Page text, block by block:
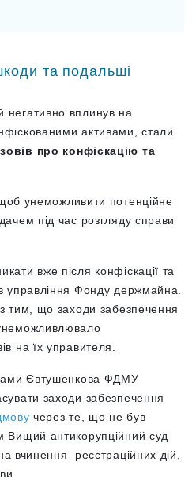
та подальші
вплинув на
активами, стали
про конфіскацію та
унеможливити потенційне
під час розгляду справи
вже після конфіскації та
управління Фонду держмайна.
тим, що заходи забезпечення
на їх управителя.
Євтушенкова ФДМУ
заходи забезпечення
через те, що не був
Вищий антикорупційний суд
вчинення реєстраційних дій,